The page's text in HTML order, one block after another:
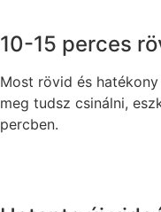
10-15 perces
Most rövid és
meg tudsz csinálni,
percben.